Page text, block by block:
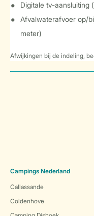
Digitale tv-aansluiting
Afvalwaterafvoer op/
meter)
Afwijkingen bij de indeling,
Campings Nederland
Callassande
Coldenhove